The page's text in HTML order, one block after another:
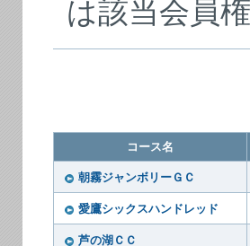
は該当会員
コース名
朝霧ジャンボリーＧＣ
愛鷹シックスハンドレッド
芦の湖ＣＣ